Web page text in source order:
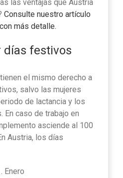
las ventajas que Austria
Consulte nuestro artículo
más detalle.
días festivos
el mismo derecho a
salvo las mujeres
de lactancia y los
En caso de trabajo en
asciende al 100
Austria, los días
Enero